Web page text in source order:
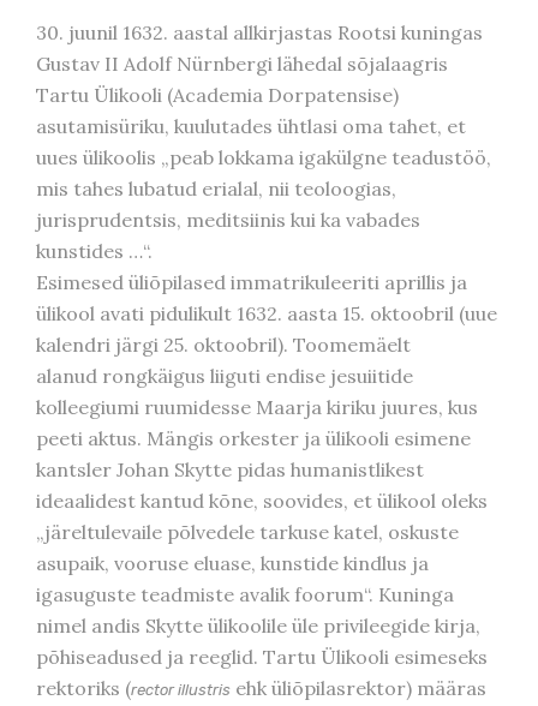
30. juunil 1632. aastal allkirjastas Rootsi kuningas
Gustav II Adolf Nürnbergi lähedal sõjalaagris
Tartu Ülikooli (Academia Dorpatensise)
asutamisüriku, kuulutades ühtlasi oma tahet, et
uues ülikoolis „peab lokkama igakülgne teadustöö,
mis tahes lubatud erialal, nii teoloogias,
jurisprudentsis, meditsiinis kui ka vabades
kunstides …“.
Esimesed üliõpilased immatrikuleeriti aprillis ja
ülikool avati pidulikult 1632. aasta 15. oktoobril (uue
kalendri järgi 25. oktoobril). Toomemäelt
alanud rongkäigus liiguti endise jesuiitide
kolleegiumi ruumidesse Maarja kiriku juures, kus
peeti aktus. Mängis orkester ja ülikooli esimene
kantsler Johan Skytte pidas humanistlikest
ideaalidest kantud kõne, soovides, et ülikool oleks
„järeltulevaile põlvedele tarkuse katel, oskuste
asupaik, vooruse eluase, kunstide kindlus ja
igasuguste teadmiste avalik foorum“. Kuninga
nimel andis Skytte ülikoolile üle privileegide kirja,
põhiseadused ja reeglid. Tartu Ülikooli esimeseks
rektoriks (rector illustris ehk üliõpilasrektor) määras